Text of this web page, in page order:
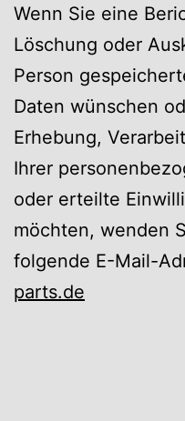
Wenn Sie eine
Löschung oder
Person
Daten wünschen
Erhebung,
Ihrer
oder erteilte
möchten, wenden
folgende E-Mail-
parts.de